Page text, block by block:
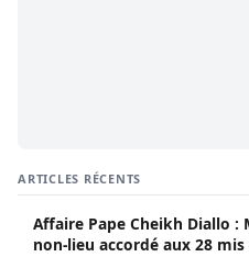
ARTICLES RÉCENTS
Affaire Pape Cheikh Diallo :
non-lieu accordé aux 28 mis